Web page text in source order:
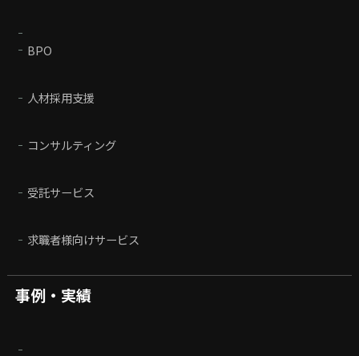
BPO
人材採用支援
コンサルティング
受託サービス
求職者様向けサービス
事例・実績